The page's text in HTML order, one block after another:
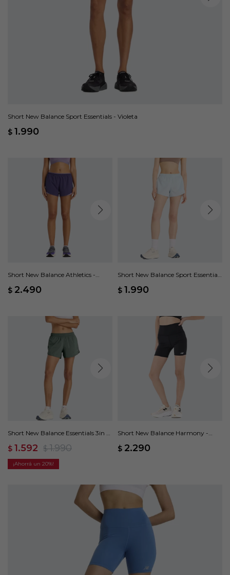
Short New Balance Sport Essentials - Violeta
$ 1.990
Short New Balance Athletics -
$ 2.490
Short New Balance Sport Essential
$ 1.990
Short New Balance Essentials 3in -
$ 1.592 $ 1.990
20
Short New Balance Harmony -
$ 2.290